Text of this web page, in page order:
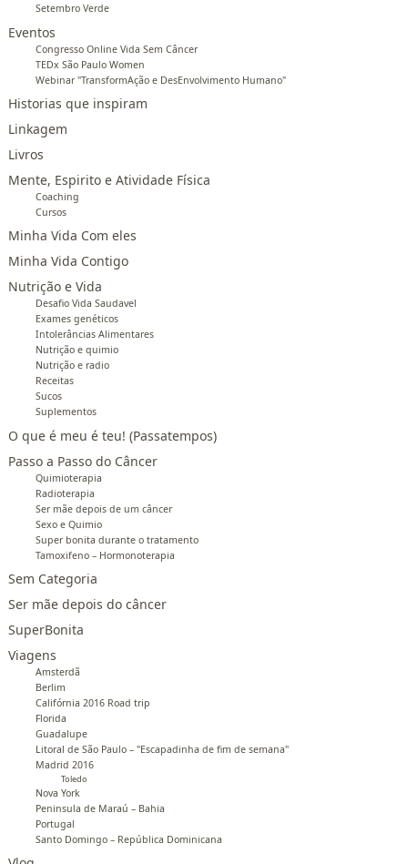
Setembro Verde
Eventos
Congresso Online Vida Sem Câncer
TEDx São Paulo Women
Webinar "TransformAção e DesEnvolvimento Humano"
Historias que inspiram
Linkagem
Livros
Mente, Espirito e Atividade Física
Coaching
Cursos
Minha Vida Com eles
Minha Vida Contigo
Nutrição e Vida
Desafio Vida Saudavel
Exames genéticos
Intolerâncias Alimentares
Nutrição e quimio
Nutrição e radio
Receitas
Sucos
Suplementos
O que é meu é teu! (Passatempos)
Passo a Passo do Câncer
Quimioterapia
Radioterapia
Ser mãe depois de um câncer
Sexo e Quimio
Super bonita durante o tratamento
Tamoxifeno – Hormonoterapia
Sem Categoria
Ser mãe depois do câncer
SuperBonita
Viagens
Amsterdã
Berlim
Califórnia 2016 Road trip
Florida
Guadalupe
Litoral de São Paulo – "Escapadinha de fim de semana"
Madrid 2016
Toledo
Nova York
Peninsula de Maraú – Bahia
Portugal
Santo Domingo – República Dominicana